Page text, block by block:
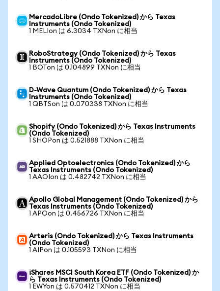
MercadoLibre (Ondo Tokenized) から Texas
Instruments (Ondo Tokenized)
1 MELIon は 6.3034 TXNon に相当
RoboStrategy (Ondo Tokenized) から Texas
Instruments (Ondo Tokenized)
1 BOTon は 0.104899 TXNon に相当
D-Wave Quantum (Ondo Tokenized) から Texas
Instruments (Ondo Tokenized)
1 QBTSon は 0.070338 TXNon に相当
Shopify (Ondo Tokenized) から Texas Instruments
(Ondo Tokenized)
1 SHOPon は 0.521888 TXNon に相当
Applied Optoelectronics (Ondo Tokenized) から
Texas Instruments (Ondo Tokenized)
1 AAOIon は 0.482742 TXNon に相当
Apollo Global Management (Ondo Tokenized) から
Texas Instruments (Ondo Tokenized)
1 APOon は 0.456726 TXNon に相当
Arteris (Ondo Tokenized) から Texas Instruments
(Ondo Tokenized)
1 AIPon は 0.105593 TXNon に相当
iShares MSCI South Korea ETF (Ondo Tokenized) か
ら Texas Instruments (Ondo Tokenized)
1 EWYon は 0.570412 TXNon に相当